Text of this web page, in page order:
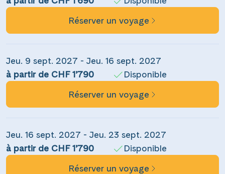
Facebook
Messenger
WhatsApp
per E-Mail senden
Réserver un voyage
Jeu. 9 sept. 2027 - Jeu. 16 sept. 2027
à partir de CHF 1’790
Disponible
Réserver un voyage
Jeu. 16 sept. 2027 - Jeu. 23 sept. 2027
à partir de CHF 1’790
Disponible
Réserver un voyage